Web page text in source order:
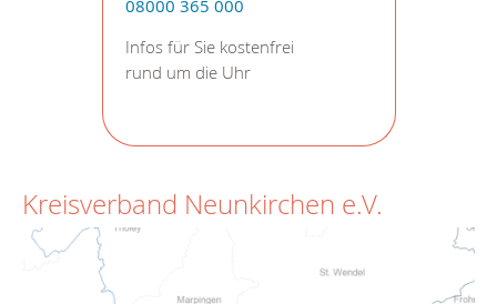
08000 365 000
Infos für Sie kostenfrei
rund um die Uhr
Kreisverband Neunkirchen e.V.